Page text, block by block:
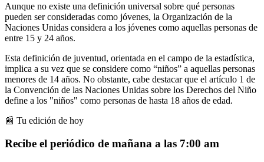
Aunque no existe una definición universal sobre qué personas
pueden ser consideradas como jóvenes, la Organización de la
Naciones Unidas considera a los jóvenes como aquellas personas de
entre 15 y 24 años.
Esta definición de juventud, orientada en el campo de la estadística,
implica a su vez que se considere como “niños” a aquellas personas
menores de 14 años. No obstante, cabe destacar que el artículo 1 de
la Convención de las Naciones Unidas sobre los Derechos del Niño
define a los "niños" como personas de hasta 18 años de edad.
📰 Tu edición de hoy
Recibe el periódico de mañana a las 7:00 am